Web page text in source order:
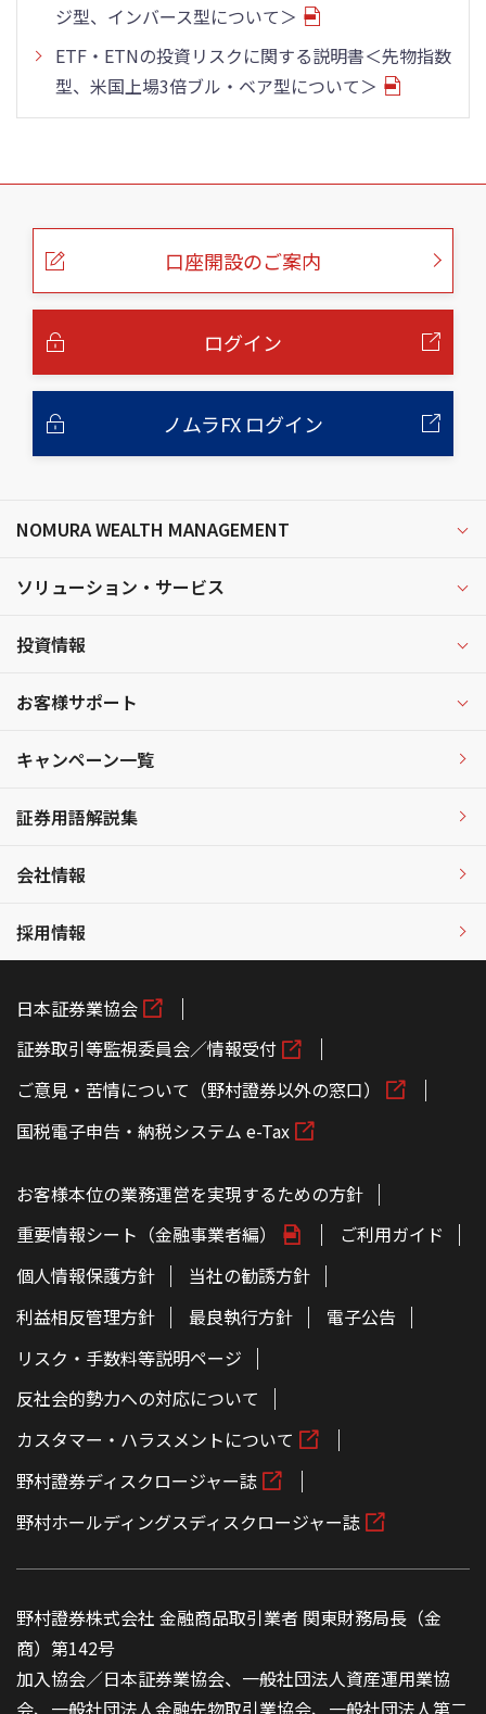
ジ型、インバース型について＞
ETF・ETNの投資リスクに関する説明書＜先物指数
型、米国上場3倍ブル・ベア型について＞
こ
口座開設のご案内
ログイン
ノムラFX ログイン
NOMURA WEALTH MANAGEMENT
ソリューション・サービス
投資情報
お客様サポート
キャンペーン一覧
証券用語解説集
会社情報
採用情報
日本証券業協会
証券取引等監視委員会／情報受付
ご意見・苦情について（野村證券以外の窓口）
国税電子申告・納税システム e-Tax
お客様本位の業務運営を実現するための方針
重要情報シート（金融事業者編）
ご利用ガイド
個人情報保護方針
当社の勧誘方針
利益相反管理方針
最良執行方針
電子公告
リスク・手数料等説明ページ
反社会的勢力への対応について
カスタマー・ハラスメントについて
野村證券ディスクロージャー誌
野村ホールディングスディスクロージャー誌
野村證券株式会社 金融商品取引業者 関東財務局長（金
商）第142号
加入協会／日本証券業協会、一般社団法人資産運用業協